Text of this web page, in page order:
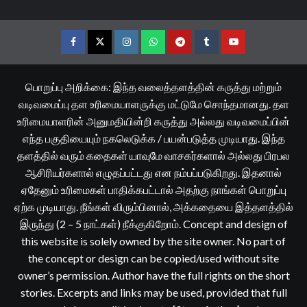
FacebookTwitterInstagramWhatsappTelegramTumblrYouTube
பொறுப்பு அறிக்கை: இந்த வலைத்தளத்தின் கருத்து மற்றும்
வடிவமைப்பு தள உரிமையாளருக்கு மட்டுமே சொந்தமானது. தள
உரிமையாளரின் அனுமதியின்றி கருத்து அல்லது வடிவமைப்பின்
எந்த பகுதியையும் நகலெடுக்க / பயன்படுத்த முடியாது. இந்த
தளத்தில் வரும் கதைகள் யாவுமே வாசகர்களால் அல்லது பிரபல
ஆசிரியர்களால் எழுதப்பட்டது என நம்பப்படுகிறது. இதனால்
ஏதேனும் உரிமைகள் பாதிக்கபட்டால் அதற்கு நாங்கள் பொறுப்பு
ஏற்க முடியாது. நீங்கள் விரும்பினால், அக்கதையை இத்தளத்தில்
இருந்து (2 – 5 நாட்கள்) நீக்குகிறோம். Concept and design of
this website is solely owned by the site owner. No part of
the concept or design can be copied/used without site
owner’s permission. Author have the full rights on the short
stories. Excerpts and links may be used, provided that full